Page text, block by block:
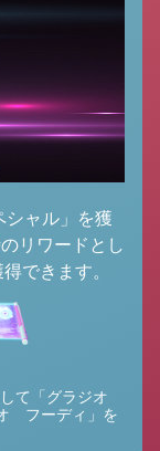
シャル」を獲
リワードとし
できます。
て「グラジオ
フーディ」を